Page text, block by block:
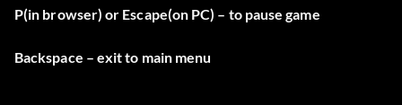
P(in browser) or Escape(on PC) – to pause game
Backspace – exit to main menu